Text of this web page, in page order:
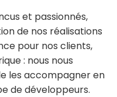
et passionnés,
de nos réalisations
pour nos clients,
: nous nous
les accompagner en
de développeurs.